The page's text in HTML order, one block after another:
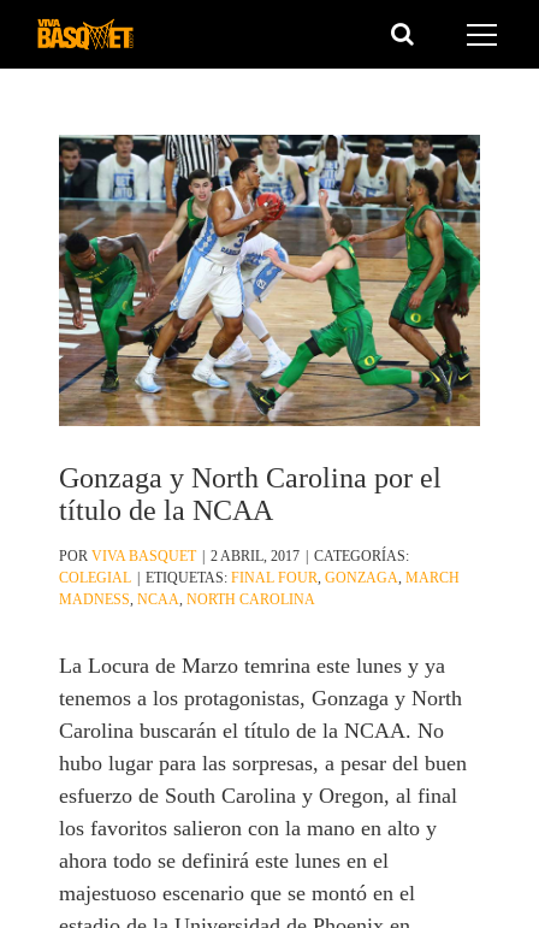
Saltar
Gonzaga y North Carolina por el
título de la NCAA
PORVIVA BASQUET 2 ABRIL, 2017
CATEGORÍAS:
COLEGIAL
ETIQUETAS:FINAL FOUR,GONZAGA,MARCH
MADNESS,NCAA,NORTH CAROLINA
La Locura de Marzo temrina este lunes y ya
tenemos a los protagonistas, Gonzaga y North
Carolina buscarán el título de la NCAA. No
hubo lugar para las sorpresas, a pesar del buen
esfuerzo de South Carolina y Oregon, al final
los favoritos salieron con la mano en alto y
ahora todo se definirá este lunes en el
majestuoso escenario que se montó en el